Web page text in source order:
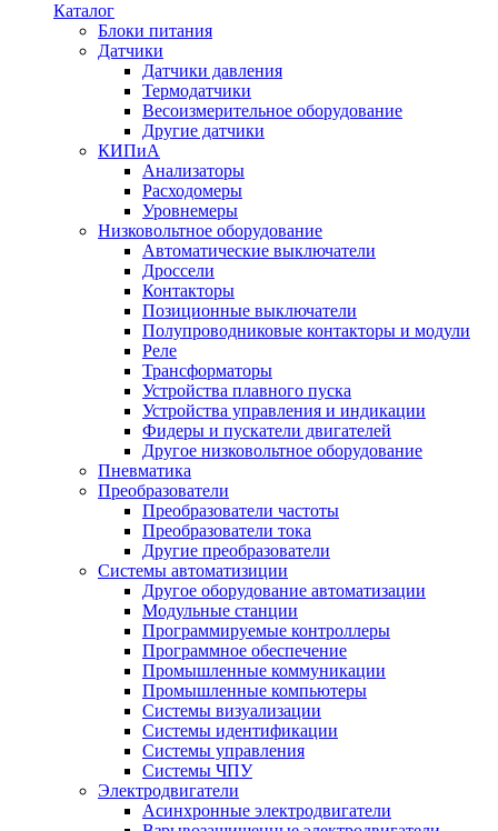
Каталог
Блоки питания
Датчики
Датчики давления
Термодатчики
Весоизмерительное оборудование
Другие датчики
КИПиА
Анализаторы
Расходомеры
Уровнемеры
Низковольтное оборудование
Автоматические выключатели
Дроссели
Контакторы
Позиционные выключатели
Полупроводниковые контакторы и модули
Реле
Трансформаторы
Устройства плавного пуска
Устройства управления и индикации
Фидеры и пускатели двигателей
Другое низковольтное оборудование
Пневматика
Преобразователи
Преобразователи частоты
Преобразователи тока
Другие преобразователи
Системы автоматизиции
Другое оборудование автоматизации
Модульные станции
Программируемые контроллеры
Программное обеспечение
Промышленные коммуникации
Промышленные компьютеры
Системы визуализации
Системы идентификации
Системы управления
Системы ЧПУ
Электродвигатели
Асинхронные электродвигатели